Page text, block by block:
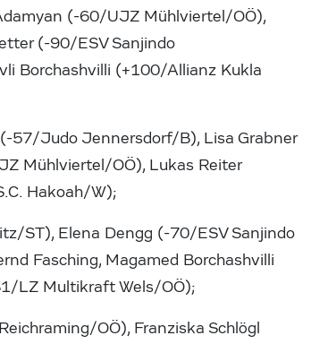
(-60/UJZ Mühlviertel/OÖ),
(-90/ESV Sanjindo
Borchashvilli (+100/Allianz Kukla
57/Judo Jennersdorf/B), Lisa Grabner
Mühlviertel/OÖ), Lukas Reiter
Hakoah/W);
ST), Elena Dengg (-70/ESV Sanjindo
Fasching, Magamed Borchashvilli
LZ Multikraft Wels/OÖ);
OÖ), Franziska Schlögl